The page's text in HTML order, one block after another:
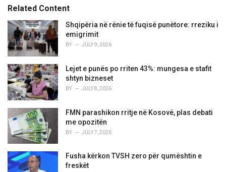
o
i
e
s
:
:Related Content
Shqipëria në rënie të fuqisë punëtore: rreziku i
emigrimit
BY JULY 9, 2026
Lejet e punës po rriten 43%: mungesa e stafit
shtyn bizneset
BY JULY 8, 2026
FMN parashikon rritje në Kosovë, plas debati
me opozitën
BY JULY 7, 2026
Fusha kërkon TVSH zero për qumështin e
freskët